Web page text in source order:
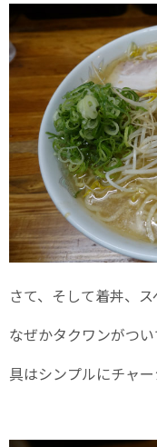
さて、そして着丼、ス
なぜかタクワンがつい
具はシンプルにチャ